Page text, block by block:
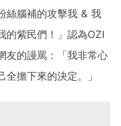
絲腦補的攻擊我 & 我
的紫民們！」認為OZI
友的謾罵：「我非常心
擔下來的決定。」